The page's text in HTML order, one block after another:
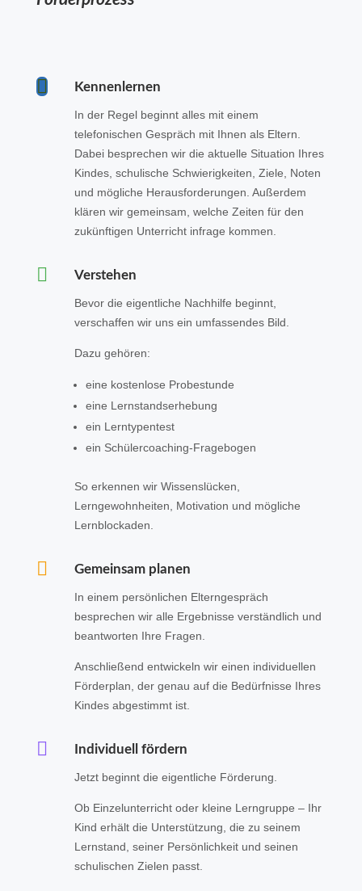
 Kennenlernen
In der Regel beginnt alles mit einem
telefonischen Gespräch mit Ihnen als Eltern.
Dabei besprechen wir die aktuelle Situation Ihres
Kindes, schulische Schwierigkeiten, Ziele, Noten
und mögliche Herausforderungen. Außerdem
klären wir gemeinsam, welche Zeiten für den
zukünftigen Unterricht infrage kommen.
 Verstehen
Bevor die eigentliche Nachhilfe beginnt,
verschaffen wir uns ein umfassendes Bild.
Dazu gehören:
eine kostenlose Probestunde
eine Lernstandserhebung
ein Lerntypentest
ein Schülercoaching-Fragebogen
So erkennen wir Wissenslücken,
Lerngewohnheiten, Motivation und mögliche
Lernblockaden.
 Gemeinsam planen
In einem persönlichen Elterngespräch
besprechen wir alle Ergebnisse verständlich und
beantworten Ihre Fragen.
Anschließend entwickeln wir einen individuellen
Förderplan, der genau auf die Bedürfnisse Ihres
Kindes abgestimmt ist.
 Individuell fördern
Jetzt beginnt die eigentliche Förderung.
Ob Einzelunterricht oder kleine Lerngruppe – Ihr
Kind erhält die Unterstützung, die zu seinem
Lernstand, seiner Persönlichkeit und seinen
schulischen Zielen passt.